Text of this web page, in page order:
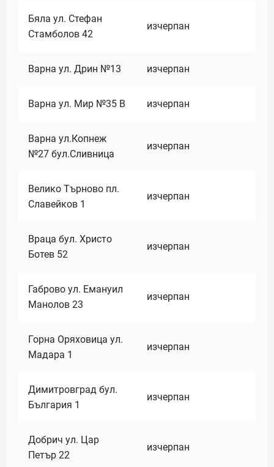
Бяла ул. Стефан
Стамболов 42
изчерпан
Варна ул. Дрин №13 изчерпан
Варна ул. Мир №35 В изчерпан
Варна ул.Копнеж
№27 бул.Сливница
изчерпан
Велико Търново пл.
Славейков 1
изчерпан
Враца бул. Христо
Ботев 52
изчерпан
Габрово ул. Емануил
Манолов 23
изчерпан
Горна Оряховица ул.
Мадара 1
изчерпан
Димитровград бул.
България 1
изчерпан
Добрич ул. Цар
Петър 22
изчерпан